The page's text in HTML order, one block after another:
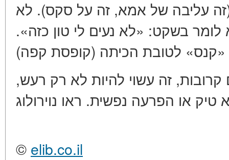
עליבה של אמא, זה על סקס). לא
בשקט: «לא נעים לי טון כזה».
זה עשוי להיות לא רק רעש,
© elib.co.il